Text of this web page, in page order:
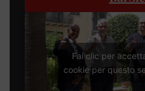
Fai clic per
cookie per questo